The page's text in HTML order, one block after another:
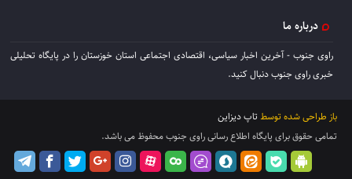
درباره ما
راوی جنوب - آخرین اخبار سیاسی، اقتصادی اجتماعی استان خوزستان را در پایگاه تحلیلی
خبری راوی جنوب دنبال کنید.
باز طراحی شده توسط تاپ دیزاین
تمامی حقوق برای پایگاه اطلاع رسانی راوی جنوب محفوظ می باشد.